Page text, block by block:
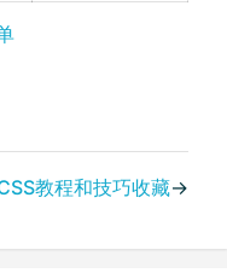
教程和技巧收藏→